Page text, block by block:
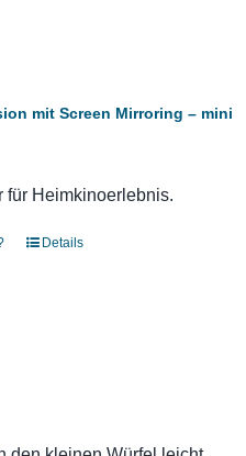
mit Screen Mirroring – mini
für Heimkinoerlebnis.
Details